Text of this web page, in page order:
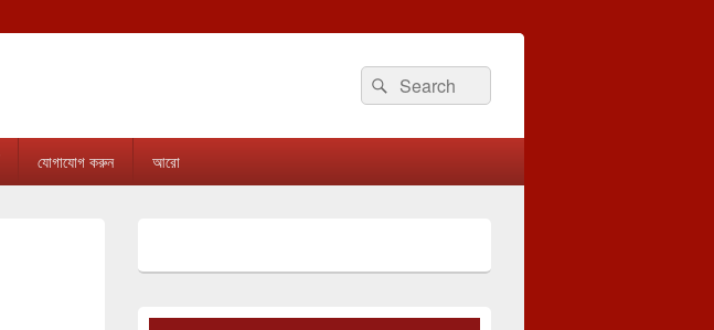
Search
for:
Search
যোগাযোগ করুন আরো
Widget